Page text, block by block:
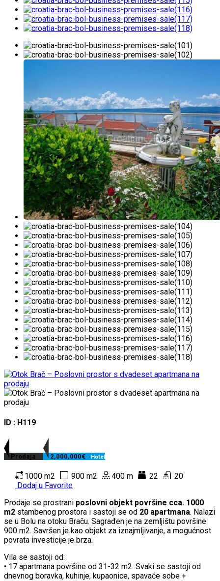
ID : H119
Prodaja 2,000,000€ - Hotel
1000 m2 900 m2 400 m 22
20
Dodaj u Favorite
Prodaje se prostrani poslovni objekt površine cca. 1000
m2 stambenog prostora i sastoji se od 20 apartmana. Nalazi
se u Bolu na otoku Braču. Sagrađen je na zemljištu površine
900 m2. Savršen je kao objekt za iznajmljivanje, a mogućnost
povrata investicije je brza.
Vila se sastoji od:
• 17 apartmana površine od 31-32 m2. Svaki se sastoji od
dnevnog boravka, kuhinje, kupaonice, spavaće sobe +